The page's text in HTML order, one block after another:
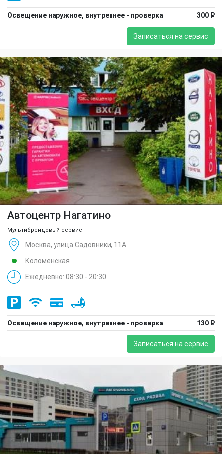
Освещение наружное, внутреннее - проверка 300 ₽
Записаться на сервис
Автоцентр Нагатино
Мультибрендовый сервис
Москва, улица Садовники, 11А
Коломенская
Ежедневно: 08:30 - 20:30
Освещение наружное, внутреннее - проверка 130 ₽
Записаться на сервис